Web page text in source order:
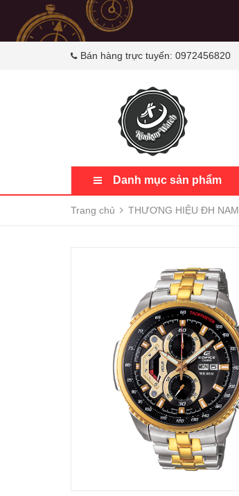
Bán hàng trực tuyến: 0972456820
Danh mục sản phẩm
Trang chủ THƯƠNG HIỆU ĐH NAM